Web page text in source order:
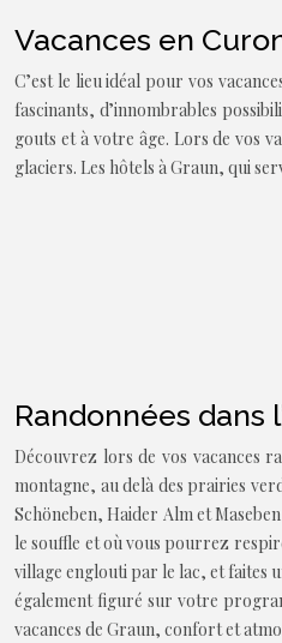
Vacances en
C’est le lieu idéal pour vos
fascinants, d’innombrables
gouts et à votre âge. Lors de vos
glaciers. Les hôtels à Graun, qui
Randonnées dans
Découvrez lors de vos vacances
montagne, au delà des prairies
Schöneben, Haider Alm et
le souffle et où vous pourrez
village englouti par le lac, et faites
également figuré sur votre
vacances de Graun, confort et